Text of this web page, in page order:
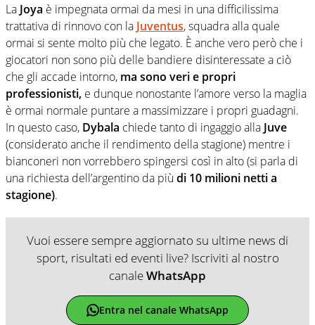
La Joya è impegnata ormai da mesi in una difficilissima
trattativa di rinnovo con la Juventus, squadra alla quale
ormai si sente molto più che legato. È anche vero però che i
giocatori non sono più delle bandiere disinteressate a ciò
che gli accade intorno, ma sono veri e propri
professionisti, e dunque nonostante l’amore verso la maglia
è ormai normale puntare a massimizzare i propri guadagni.
In questo caso, Dybala chiede tanto di ingaggio alla Juve
(considerato anche il rendimento della stagione) mentre i
bianconeri non vorrebbero spingersi così in alto (si parla di
una richiesta dell’argentino da più di 10 milioni netti a
stagione).
Vuoi essere sempre aggiornato su ultime news di
sport, risultati ed eventi live? Iscriviti al nostro
canaleWhatsApp
Entra nel canale WhatsApp